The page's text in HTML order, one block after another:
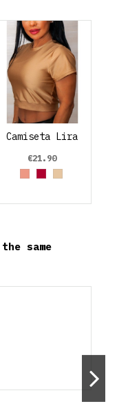
Camiseta Lira
€21.90
Rosa Salmón
Rojo Rubí
Dorado
same